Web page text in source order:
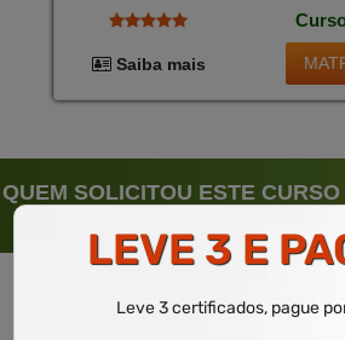
Este Curso Proporciona Um
das Responsabilidades e Técnicas
Eficaz na Promoção da Saúde Nas
Concluir o Curso, os Alunos
Pequena Taxa.
Saiba mais
QUEM SOLICITOU ESTE
LEVE 3 E
Leve 3 certificados, pague